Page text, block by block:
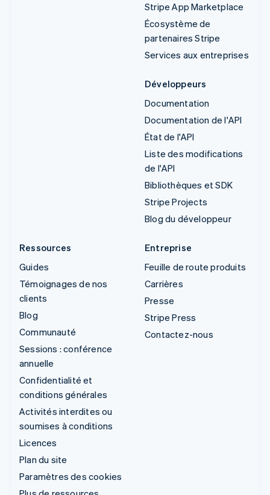
Stripe App Marketplace
Écosystème de
partenaires Stripe
Services aux entreprises
Développeurs
Documentation
Documentation de l'API
État de l'API
Liste des modifications
de l'API
Bibliothèques et SDK
Stripe Projects
Blog du développeur
Ressources
Guides
Témoignages de nos
clients
Blog
Communauté
Sessions : conférence
annuelle
Confidentialité et
conditions générales
Activités interdites ou
soumises à conditions
Licences
Plan du site
Paramètres des cookies
Entreprise
Feuille de route produits
Carrières
Presse
Stripe Press
Contactez-nous